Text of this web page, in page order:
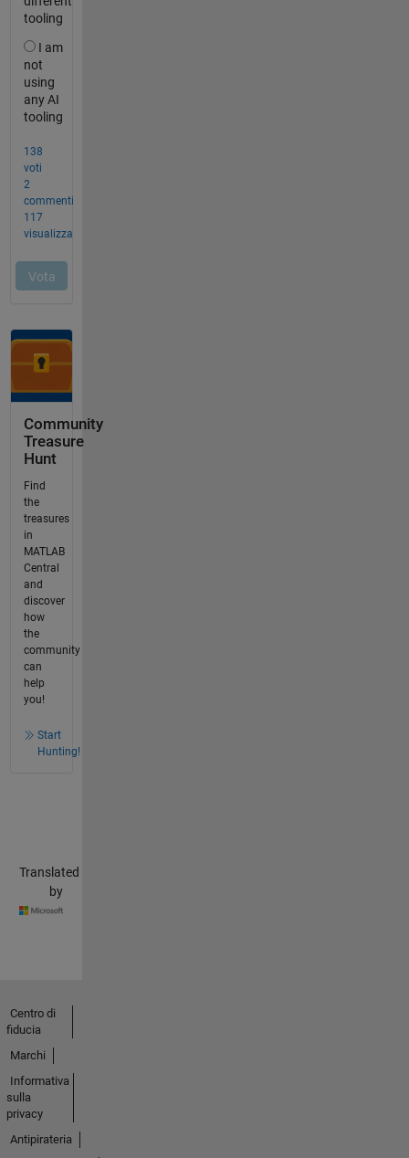
Community
Treasure
Hunt
Find
the
treasures
in
MATLAB
Central
and
discover
how
the
community
can
help
you!
Start
Hunting!
Translated
by
Centro di
fiducia
Marchi
Informativa
sulla
privacy
Antipirateria